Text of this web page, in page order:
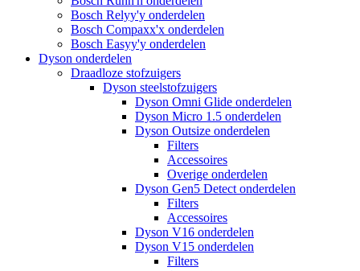
Bosch Relyy'y onderdelen
Bosch Compaxx'x onderdelen
Bosch Easyy'y onderdelen
Dyson onderdelen
Draadloze stofzuigers
Dyson steelstofzuigers
Dyson Omni Glide onderdelen
Dyson Micro 1.5 onderdelen
Dyson Outsize onderdelen
Filters
Accessoires
Overige onderdelen
Dyson Gen5 Detect onderdelen
Filters
Accessoires
Dyson V16 onderdelen
Dyson V15 onderdelen
Filters